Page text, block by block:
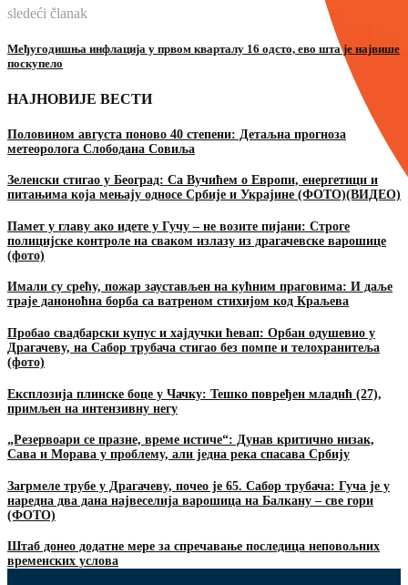
sledeći članak
Међугодишња инфлација у првом кварталу 16 одсто, ево шта је највише
поскупело
НАЈНОВИЈЕ ВЕСТИ
Половином августа поново 40 степени: Детаљна прогноза
метеоролога Слободана Совиља
Зеленски стигао у Београд: Са Вучићем о Европи, енергетици и
питањима која мењају односе Србије и Украјине (ФОТО)(ВИДЕО)
Памет у главу ако идете у Гучу – не возите пијани: Строге
полицијске контроле на сваком излазу из драгачевске варошице
(фото)
Имали су срећу, пожар заустављен на кућним праговима: И даље
траје даноноћна борба са ватреном стихијом код Краљева
Пробао свадбарски купус и хајдучки ћевап: Орбан одушевио у
Драгачеву, на Сабор трубача стигао без помпе и телохранитеља
(фото)
Експлозија плинске боце у Чачку: Тешко повређен младић (27),
примљен на интензивну негу
„Резервоари се празне, време истиче“: Дунав критично низак,
Сава и Морава у проблему, али једна река спасава Србију
Загрмеле трубе у Драгачеву, почео је 65. Сабор трубача: Гуча је у
наредна два дана највеселија варошица на Балкану – све гори
(ФОТО)
Штаб донео додатне мере за спречавање последица неповољних
временских услова